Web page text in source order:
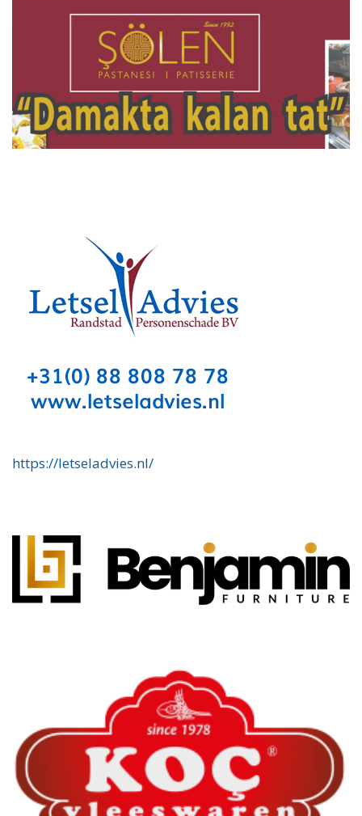
https://letseladvies.nl/